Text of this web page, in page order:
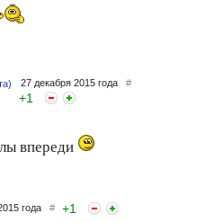
27 декабря 2015 года #
+1
впереди
года # +1